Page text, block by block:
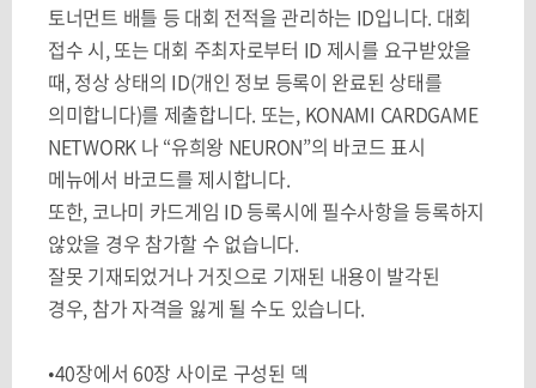
토너먼트 배틀 등 대회 전적을 관리하는 ID입니다. 대회
접수 시,또는 대회 주최자로부터 ID 제시를 요구받았을
때,정상 상태의 ID(개인 정보 등록이 완료된 상태를
의미합니다)를 제출합니다. 또는, KONAMI CARDGAME
NETWORK 나 “유희왕 NEURON”의 바코드 표시
메뉴에서 바코드를 제시합니다.
또한, 코나미 카드게임 ID 등록시에 필수사항을 등록하지
않았을 경우 참가할 수 없습니다.
잘못 기재되었거나 거짓으로 기재된 내용이 발각된
경우, 참가 자격을 잃게 될 수도 있습니다.
•40장에서 60장 사이로 구성된 덱